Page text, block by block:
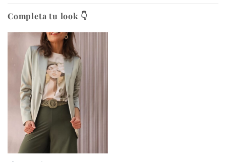
Completa tu look 👇